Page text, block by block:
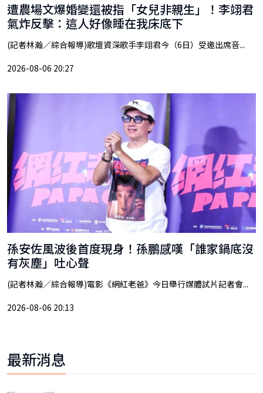
遭農場文爆婚變還被指「女兒非親生」！李翊君
氣炸反擊：這人好像睡在我床底下
(記者林瀚／綜合報導)歌壇資深歌手李翊君今（6日）受邀出席音...
2026-08-06 20:27
孫安佐風波後首度現身！孫鵬感嘆「誰家鍋底沒
有灰塵」吐心聲
(記者林瀚／綜合報導)電影《網紅老爸》今日舉行媒體試片記者會...
2026-08-06 20:13
最新消息